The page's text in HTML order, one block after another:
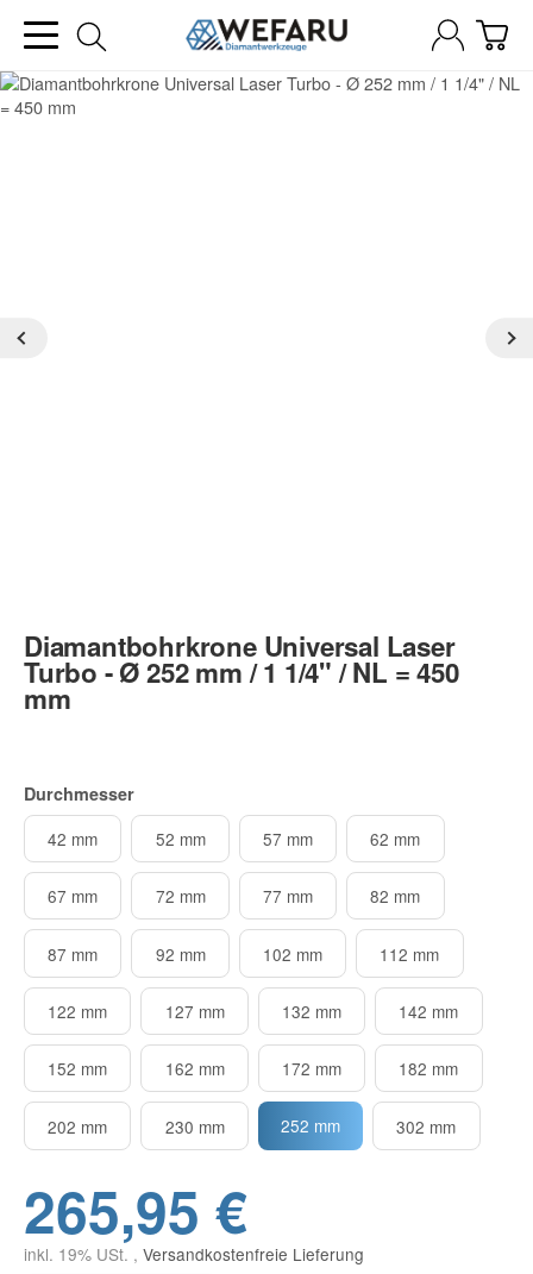
Diamantbohrkrone Universal Laser
Turbo - Ø 252 mm / 1 1/4" / NL = 450
mm
Durchmesser
42 mm
52 mm 57 mm 62 mm
67 mm 72 mm 77 mm 82 mm
87 mm 92 mm 102 mm 112 mm
122 mm 127 mm 132 mm 142 mm
152 mm 162 mm 172 mm 182 mm
202 mm 230 mm 252 mm 302 mm
265,95 €
inkl. 19% USt. , Versandkostenfreie Lieferung